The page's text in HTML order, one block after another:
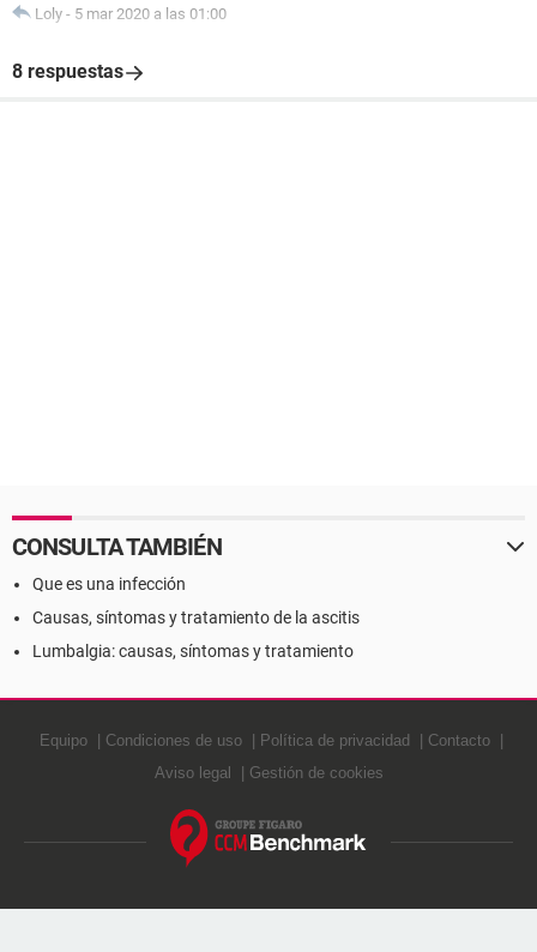
Loly - 5 mar 2020 a las 01:00
8 respuestas
CONSULTA TAMBIÉN
Que es una infección
Causas, síntomas y tratamiento de la ascitis
Lumbalgia: causas, síntomas y tratamiento
Equipo Condiciones de uso Política de privacidad
Contacto
Aviso legal
Gestión de cookies